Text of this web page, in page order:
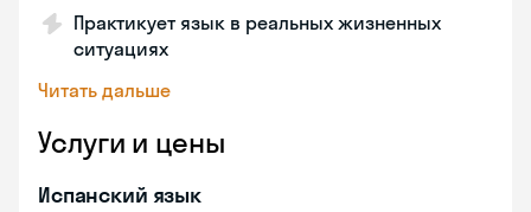
Практикует язык в реальных жизненных
ситуациях
Читать дальше
Услуги и цены
Испанский язык